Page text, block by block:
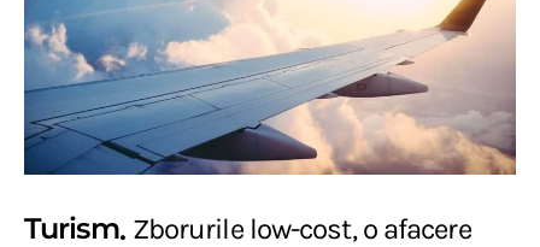
Turism Zborurile low-cost, o afacere